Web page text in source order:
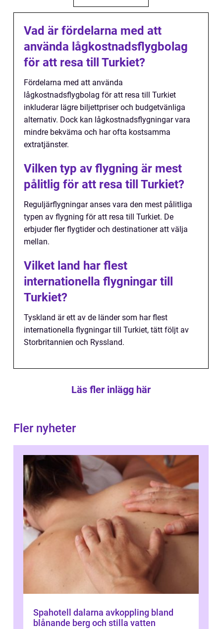
Vad är fördelarna med att
använda lågkostnadsflygbolag
för att resa till Turkiet?
Fördelarna med att använda
lågkostnadsflygbolag för att resa till Turkiet
inkluderar lägre biljettpriser och budgetvänliga
alternativ. Dock kan lågkostnadsflygningar vara
mindre bekväma och har ofta kostsamma
extratjänster.
Vilken typ av flygning är mest
pålitlig för att resa till Turkiet?
Reguljärflygningar anses vara den mest pålitliga
typen av flygning för att resa till Turkiet. De
erbjuder fler flygtider och destinationer att välja
mellan.
Vilket land har flest
internationella flygningar till
Turkiet?
Tyskland är ett av de länder som har flest
internationella flygningar till Turkiet, tätt följt av
Storbritannien och Ryssland.
Läs fler inlägg här
Fler nyheter
Spahotell dalarna avkoppling bland
blånande berg och stilla vatten